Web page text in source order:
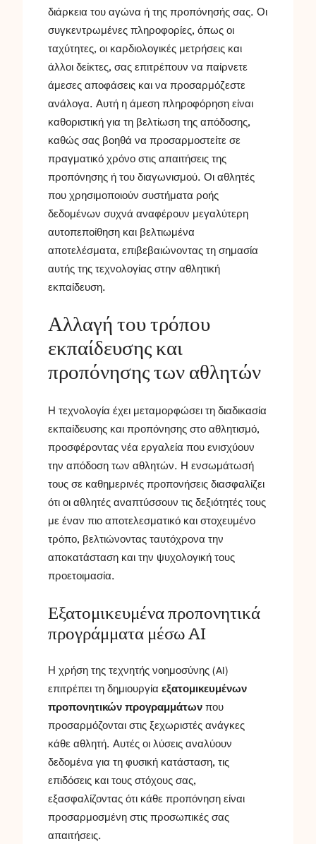
διάρκεια του αγώνα ή της προπόνησής σας. Οι
συγκεντρωμένες πληροφορίες, όπως οι
ταχύτητες, οι καρδιολογικές μετρήσεις και
άλλοι δείκτες, σας επιτρέπουν να παίρνετε
άμεσες αποφάσεις και να προσαρμόζεστε
ανάλογα. Αυτή η άμεση πληροφόρηση είναι
καθοριστική για τη βελτίωση της απόδοσης,
καθώς σας βοηθά να προσαρμοστείτε σε
πραγματικό χρόνο στις απαιτήσεις της
προπόνησης ή του διαγωνισμού. Οι αθλητές
που χρησιμοποιούν συστήματα ροής
δεδομένων συχνά αναφέρουν μεγαλύτερη
αυτοπεποίθηση και βελτιωμένα
αποτελέσματα, επιβεβαιώνοντας τη σημασία
αυτής της τεχνολογίας στην αθλητική
εκπαίδευση.
Αλλαγή του τρόπου
εκπαίδευσης και
προπόνησης των αθλητών
Η τεχνολογία έχει μεταμορφώσει τη διαδικασία
εκπαίδευσης και προπόνησης στο αθλητισμό,
προσφέροντας νέα εργαλεία που ενισχύουν
την απόδοση των αθλητών. Η ενσωμάτωσή
τους σε καθημερινές προπονήσεις διασφαλίζει
ότι οι αθλητές αναπτύσσουν τις δεξιότητές τους
με έναν πιο αποτελεσματικό και στοχευμένο
τρόπο, βελτιώνοντας ταυτόχρονα την
αποκατάσταση και την ψυχολογική τους
προετοιμασία.
Εξατομικευμένα προπονητικά
προγράμματα μέσω AI
Η χρήση της τεχνητής νοημοσύνης (AI)
επιτρέπει τη δημιουργία εξατομικευμένων
προπονητικών προγραμμάτων που
προσαρμόζονται στις ξεχωριστές ανάγκες
κάθε αθλητή. Αυτές οι λύσεις αναλύουν
δεδομένα για τη φυσική κατάσταση, τις
επιδόσεις και τους στόχους σας,
εξασφαλίζοντας ότι κάθε προπόνηση είναι
προσαρμοσμένη στις προσωπικές σας
απαιτήσεις.